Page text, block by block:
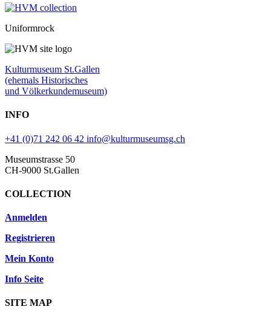
Uniformrock
Kulturmuseum St.Gallen
(ehemals Historisches
und Völkerkundemuseum)
INFO
+41 (0)71 242 06 42 info@kulturmuseumsg.ch
Museumstrasse 50
CH-9000 St.Gallen
COLLECTION
Anmelden
Registrieren
Mein Konto
Info Seite
SITE MAP